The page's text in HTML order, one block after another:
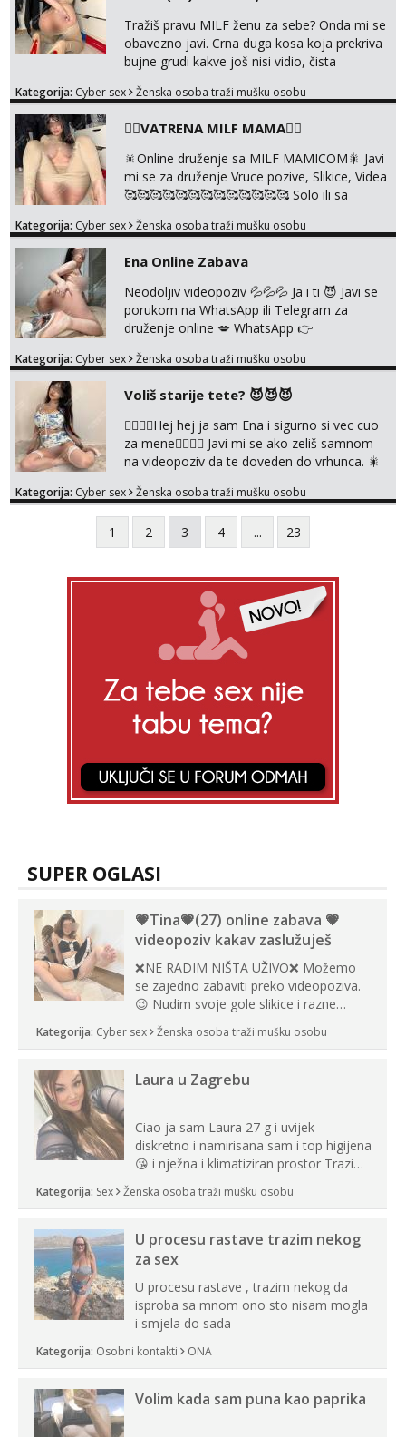
Tražiš pravu MILF ženu za sebe? Onda mi se
obavezno javi. Crna duga kosa koja prekriva
bujne grudi kakve još nisi vidio, čista
pričam. Prave pune usne koje će ti se urezati
Uvijek sam spremna za ONLOINE zabavu.
Volim vruće u porukama uz pokoju fotku.
Radim slikice i videa po tvojoj želji te imam
raznih mater...
Kategorija: Cyber sex Ženska osoba traži mušku osobu
❤️‍🔥VATRENA MILF MAMA❤️‍🔥
🎇Online druženje sa MILF MAMICOM🎇 Javi
mi se za druženje Vruce pozive, Slikice, Videa
🥰🥰🥰🥰🥰🥰🥰🥰🥰🥰🥰🥰🥰 Solo ili sa
WhatsApp ili Telegram WhatsApp 👉
@enafriedrichkis 🤬NE RADIM SASTANKE I
DRUZENJA UZIVO🤬
Kategorija: Cyber sex Ženska osoba traži mušku osobu
Ena Online Zabava
Neodoljiv videopoziv 💦💦💦 Ja i ti 😈 Javi se
porukom na WhatsApp ili Telegram za
druženje online 💋 WhatsApp 👉
@enafriedrichkis NEE radimo sastnke uzivo
Kategorija: Cyber sex Ženska osoba traži mušku osobu
Voliš starije tete? 😈😈😈
❤️‍🔥❤️‍🔥Hej hej ja sam Ena i sigurno si vec cuo
za mene❤️‍🔥❤️‍🔥 Javi mi se ako zeliš samnom
na videopoziv da te doveden do vrhunca. 🎇
@enafriedrichkis Radim samo ONLINE I
NISTA UŽIVO!!!
Kategorija: Cyber sex Ženska osoba traži mušku osobu
1 2 3 4 ... 23
SUPER OGLASI
💗Tina💗(27) online zabava 💗
videopoziv kakav zaslužuješ
❌NE RADIM NIŠTA UŽIVO❌ Možemo
se zajedno zabaviti preko videopoziva.
😉 Nudim svoje gole slikice i razne
videouradke. 🤩 Za online zabavu pošalji
poruku na Whatsapp, Telegram ili Viber.
autentičnosti možeš me vidjeti na
Kategorija: Cyber sex Ženska osoba traži mušku osobu
Laura u Zagrebu
Ciao ja sam Laura 27 g i uvijek
diskretno i namirisana sam i top higijena
😘 i nježna i klimatiziran prostor Trazim
Pusenje i gutanje sperme Erotsko rublje
tijelu Iskljucivo neradim analni !!! I
Kategorija: Sex Ženska osoba traži mušku osobu
U procesu rastave trazim nekog
za sex
U procesu rastave , trazim nekog da
isproba sa mnom ono sto nisam mogla
i smjela do sada
Kategorija: Osobni kontakti ONA
Volim kada sam puna kao paprika